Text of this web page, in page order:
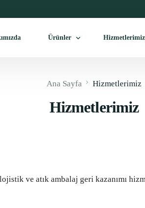
Ürünler
İkinci El Palet Alım Satım
Ahşap Palet
Hizmetlerimiz
Palet
Palet
Ana Sayfa Hizmetlerimiz
Hizmetlerimiz
ve atık ambalaj geri kazanımı